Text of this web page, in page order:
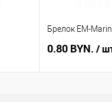
Брелок EM-
0.80 BYN. /